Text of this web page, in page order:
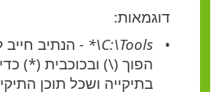
דוגמאות:
C:\Tools\*
- הנתיב חייב
הפוך (\) ובכוכבית (*)
בתיקייה ושכל תוכן